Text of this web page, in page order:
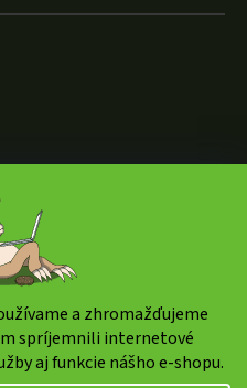
a zhromažďujeme
spríjemnili internetové
aj funkcie nášho e-shopu.
. Všetky práva vyhradené.